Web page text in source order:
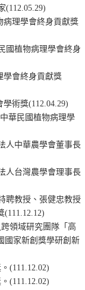
(112.05.29)
病理學會終身貢獻獎
國植物病理學會終身
學會終身貢獻獎
學術獎(112.04.29)
中華民國植物病理學
人中華農學會董事長
人台灣農學會理事長
聘教授 、張健忠教授
領域研究團隊「高
國家新創獎學研創新
(111.12.02)
(111.12.02)